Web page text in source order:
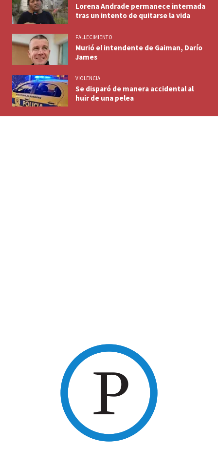
Lorena Andrade permanece internada
tras un intento de quitarse la vida
FALLECIMIENTO
Murió el intendente de Gaiman, Darío
James
VIOLENCIA
Se disparó de manera accidental al
huir de una pelea